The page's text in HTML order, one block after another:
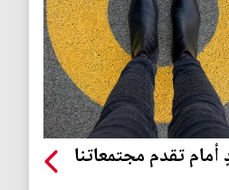
تقدم مجتمعاتنا